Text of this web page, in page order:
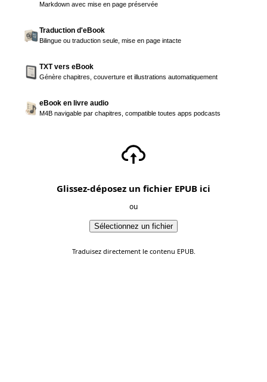
Markdown avec mise en page préservée
Traduction d'eBook
Bilingue ou traduction seule, mise en page intacte
TXT vers eBook
Génère chapitres, couverture et illustrations automatiquement
eBook en livre audio
M4B navigable par chapitres, compatible toutes apps podcasts
Glissez-déposez un fichier EPUB ici
ou
Sélectionnez un fichier
Traduisez directement le contenu EPUB.